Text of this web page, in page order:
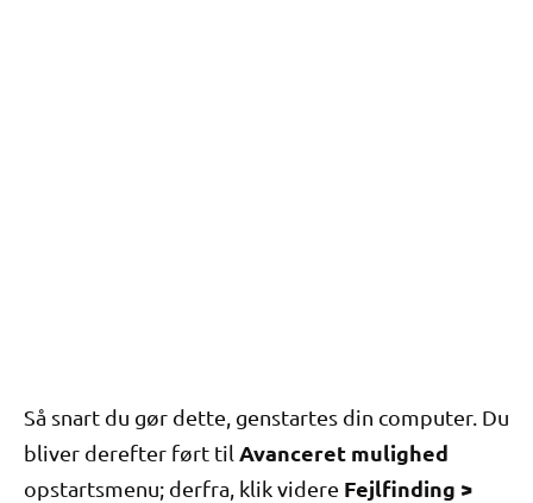
Så snart du gør dette, genstartes din computer. Du
bliver derefter ført til Avanceret mulighed
opstartsmenu; derfra, klik videre Fejlfinding >